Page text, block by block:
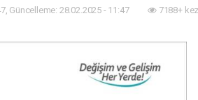
Güncelleme: 28.02.2025 - 11:47 7188+